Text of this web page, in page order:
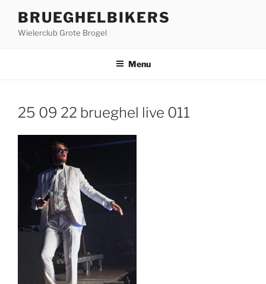
BRUEGHELBIKERS
Wielerclub Grote Brogel
Menu
25 09 22 brueghel live 011